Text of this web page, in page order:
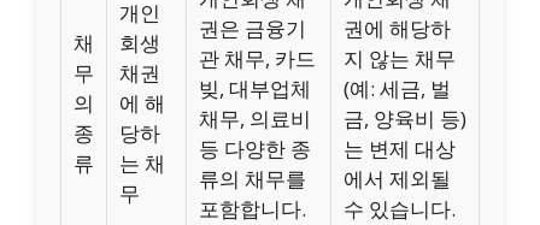
채
무
의
종
류
개인
회생
채권
에 해
당하
는 채
무
권은 금융기
관 채무, 카드
빚, 대부업체
채무, 의료비
등 다양한 종
류의 채무를
포함합니다.
권에 해당하
지 않는 채무
(예: 세금, 벌
금, 양육비 등)
는 변제 대상
에서 제외될
수 있습니다.